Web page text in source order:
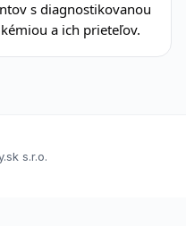
s diagnostikovanou
a ich prieteľov.
s.r.o.